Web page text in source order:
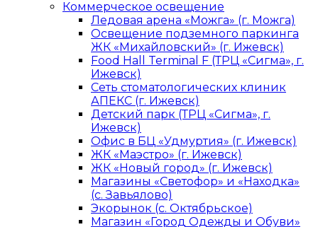
Коммерческое освещение
Ледовая арена «Можга» (г. Можга)
Освещение подземного паркинга
ЖК «Михайловский» (г. Ижевск)
Food Hall Terminal F (ТРЦ «Сигма», г.
Ижевск)
Сеть стоматологических клиник
АПЕКС (г. Ижевск)
Детский парк (ТРЦ «Сигма», г.
Ижевск)
Офис в БЦ «Удмуртия» (г. Ижевск)
ЖК «Маэстро» (г. Ижевск)
ЖК «Новый город» (г. Ижевск)
Магазины «Светофор» и «Находка»
(с. Завьялово)
Экорынок (с. Октябрьское)
Магазин «Город Одежды и Обуви»